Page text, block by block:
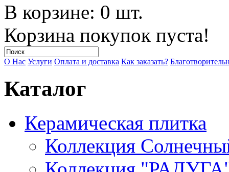
В корзине: 0 шт.
Корзина покупок пуста!
О Нас Услуги Оплата и доставка Как заказать?
Каталог
Керамическая плитка
Коллекция